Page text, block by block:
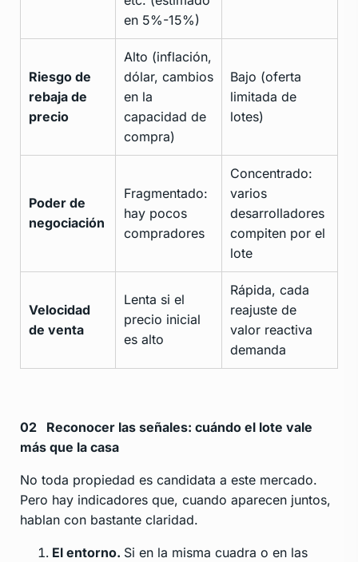
en 5%-15%)
Riesgo de
rebaja de
precio
Alto (inflación,
dólar, cambios
en la
capacidad de
compra)
Bajo (oferta
limitada de
lotes)
Poder de
negociación
Fragmentado:
hay pocos
compradores
Concentrado:
varios
desarrolladores
compiten por el
lote
Velocidad
de venta
Lenta si el
precio inicial
es alto
Rápida, cada
reajuste de
valor reactiva
demanda
02 Reconocer las señales: cuándo el lote vale
más que la casa
No toda propiedad es candidata a este mercado.
Pero hay indicadores que, cuando aparecen juntos,
hablan con bastante claridad.
El entorno. Si en la misma cuadra o en las